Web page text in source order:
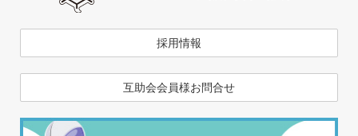
採用情報
互助会会員様お問合せ